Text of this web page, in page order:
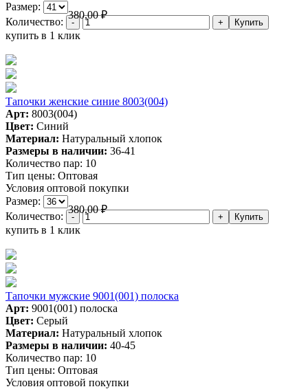
Размер:
380,00₽
Количество:
купить в 1 клик
Тапочки женские синие 8003(004)
Арт: 8003(004)
Цвет: Синий
Материал: Натуральный хлопок
Размеры в наличии: 36-41
Количество пар: 10
Тип цены: Оптовая
Условия оптовой покупки
Размер:
380,00₽
Количество:
купить в 1 клик
Тапочки мужские 9001(001) полоска
Арт: 9001(001) полоска
Цвет: Серый
Материал: Натуральный хлопок
Размеры в наличии: 40-45
Количество пар: 10
Тип цены: Оптовая
Условия оптовой покупки